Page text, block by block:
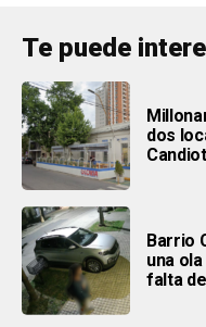
Te puede
dos
Barrio
una
falta